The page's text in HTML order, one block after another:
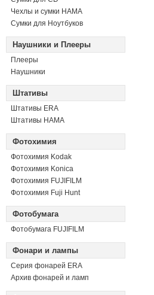
Чехлы и сумки HAMA
Сумки для Ноутбуков
Наушники и Плееры
Плееры
Наушники
Штативы
Штативы ERA
Штативы HAMA
Фотохимия
Фотохимия Kodak
Фотохимия Konica
Фотохимия FUJIFILM
Фотохимия Fuji Hunt
Фотобумага
Фотобумага FUJIFILM
Фонари и лампы
Серия фонарей ERA
Архив фонарей и ламп